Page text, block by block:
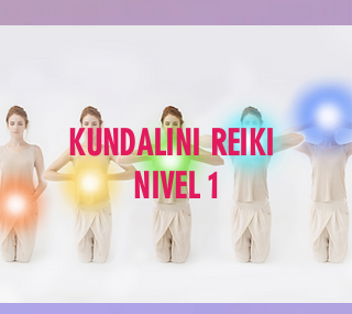
KUNDALINI REIKI
NIVEL 1